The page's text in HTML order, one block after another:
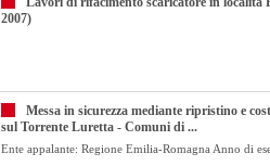
2007)
Messa in sicurezza mediante ripristino e
sul Torrente Luretta - Comuni di ...
Ente appalante: Regione Emilia-Romagna Anno di